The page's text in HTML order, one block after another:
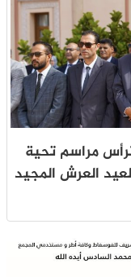
مراسم تحية